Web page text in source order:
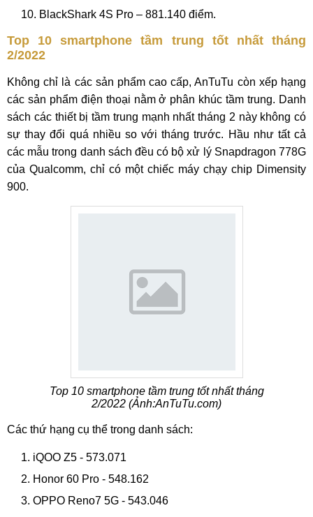
BlackShark 4S Pro – 881.140 điểm.
Top 10 smartphone tầm trung tốt nhất tháng
2/2022
Không chỉ là các sản phẩm cao cấp, AnTuTu còn xếp hạng
các sản phẩm điện thoại nằm ở phân khúc tầm trung. Danh
sách các thiết bị tầm trung mạnh nhất tháng 2 này không có
sự thay đổi quá nhiều so với tháng trước. Hầu như tất cả
các mẫu trong danh sách đều có bộ xử lý Snapdragon 778G
của Qualcomm, chỉ có một chiếc máy chạy chip Dimensity
900.
Top 10 smartphone tầm trung tốt nhất tháng
2/2022 (Ảnh:AnTuTu.com)
Các thứ hạng cụ thể trong danh sách:
iQOO Z5 - 573.071
Honor 60 Pro - 548.162
OPPO Reno7 5G - 543.046